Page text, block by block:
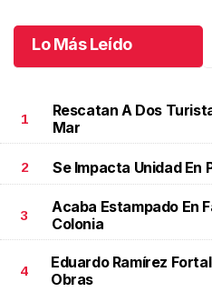
Lo Más Leído
1
Rescatan A Dos
Mar
2 Se Impacta Unidad En
3
Acaba Estampado En
Colonia
4
Eduardo Ramírez
Obras